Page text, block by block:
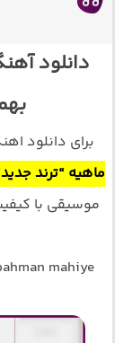
دانلود
برای دانلود
ماهیه “ترند
mahiye